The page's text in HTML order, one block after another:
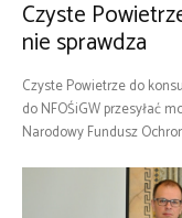
Czyste
nie sprawdza
Czyste Powietrze do
do NFOŚiGW przesyłać
Narodowy Fundusz